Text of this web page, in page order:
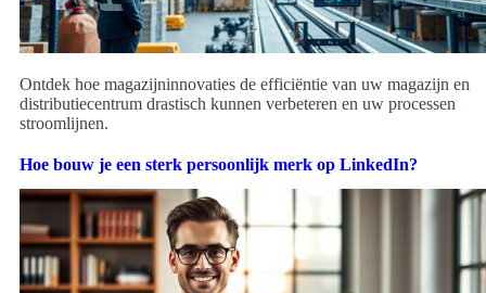
Ontdek hoe magazijninnovaties de efficiëntie van uw magazijn en
distributiecentrum drastisch kunnen verbeteren en uw processen
stroomlijnen.
Hoe bouw je een sterk persoonlijk merk op LinkedIn?